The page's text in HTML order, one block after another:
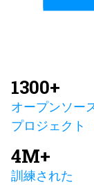
1300+
オープンソー
プロジェクト
4M+
訓練された